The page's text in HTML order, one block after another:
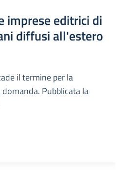
imprese editrici di
diffusi all'estero
il termine per la
Pubblicata la